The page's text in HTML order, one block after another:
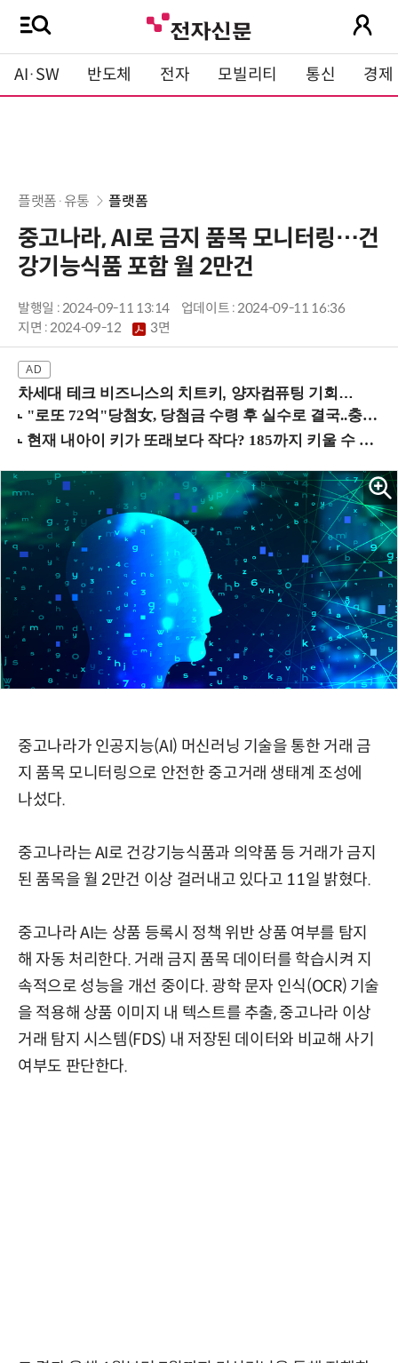
AI·SW 반도체 전자 모빌리티 통신 경제
플랫폼·유통 플랫폼
중고나라, AI로 금지 품목 모니터링…건
강기능식품 포함 월 2만건
발행일 : 2024-09-11 13:14
업데이트 : 2024-09-11 16:36
지면 :2024-09-12 3면
차세대 테크 비즈니스의 치트키, 양자컴퓨팅 기회를 선점하라! (8/28 강남역)
중고나라가 인공지능(AI) 머신러닝 기술을 통한 거래 금
지 품목 모니터링으로 안전한 중고거래 생태계 조성에
나섰다.
중고나라는 AI로 건강기능식품과 의약품 등 거래가 금지
된 품목을 월 2만건 이상 걸러내고 있다고 11일 밝혔다.
중고나라 AI는 상품 등록시 정책 위반 상품 여부를 탐지
해 자동 처리한다. 거래 금지 품목 데이터를 학습시켜 지
속적으로 성능을 개선 중이다. 광학 문자 인식(OCR) 기술
을 적용해 상품 이미지 내 텍스트를 추출, 중고나라 이상
거래 탐지 시스템(FDS) 내 저장된 데이터와 비교해 사기
여부도 판단한다.